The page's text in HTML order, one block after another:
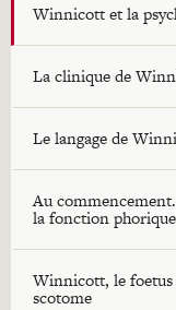
Winnicott et la
La clinique de
Le langage de
Au
la fonction phorique
Winnicott, le foetus
scotome